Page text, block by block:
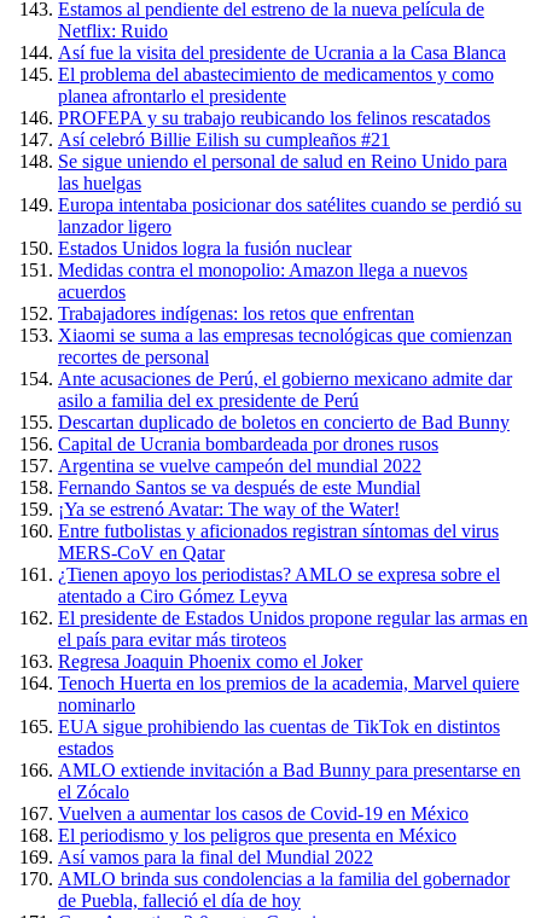
Estamos al pendiente del estreno de la nueva película de
Netflix: Ruido
Así fue la visita del presidente de Ucrania a la Casa Blanca
El problema del abastecimiento de medicamentos y como
planea afrontarlo el presidente
PROFEPA y su trabajo reubicando los felinos rescatados
Así celebró Billie Eilish su cumpleaños #21
Se sigue uniendo el personal de salud en Reino Unido para
las huelgas
Europa intentaba posicionar dos satélites cuando se perdió su
lanzador ligero
Estados Unidos logra la fusión nuclear
Medidas contra el monopolio: Amazon llega a nuevos
acuerdos
Trabajadores indígenas: los retos que enfrentan
Xiaomi se suma a las empresas tecnológicas que comienzan
recortes de personal
Ante acusaciones de Perú, el gobierno mexicano admite dar
asilo a familia del ex presidente de Perú
Descartan duplicado de boletos en concierto de Bad Bunny
Capital de Ucrania bombardeada por drones rusos
Argentina se vuelve campeón del mundial 2022
Fernando Santos se va después de este Mundial
¡Ya se estrenó Avatar: The way of the Water!
Entre futbolistas y aficionados registran síntomas del virus
MERS-CoV en Qatar
¿Tienen apoyo los periodistas? AMLO se expresa sobre el
atentado a Ciro Gómez Leyva
El presidente de Estados Unidos propone regular las armas en
el país para evitar más tiroteos
Regresa Joaquin Phoenix como el Joker
Tenoch Huerta en los premios de la academia, Marvel quiere
nominarlo
EUA sigue prohibiendo las cuentas de TikTok en distintos
estados
AMLO extiende invitación a Bad Bunny para presentarse en
el Zócalo
Vuelven a aumentar los casos de Covid-19 en México
El periodismo y los peligros que presenta en México
Así vamos para la final del Mundial 2022
AMLO brinda sus condolencias a la familia del gobernador
de Puebla, falleció el día de hoy